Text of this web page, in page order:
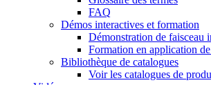
FAQ
Démos interactives et formation
Démonstration de faisceau
Formation en application
Bibliothèque de catalogues
Voir les catalogues de